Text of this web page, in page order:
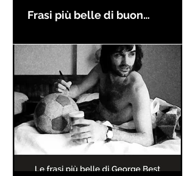
Frasi più belle di buon